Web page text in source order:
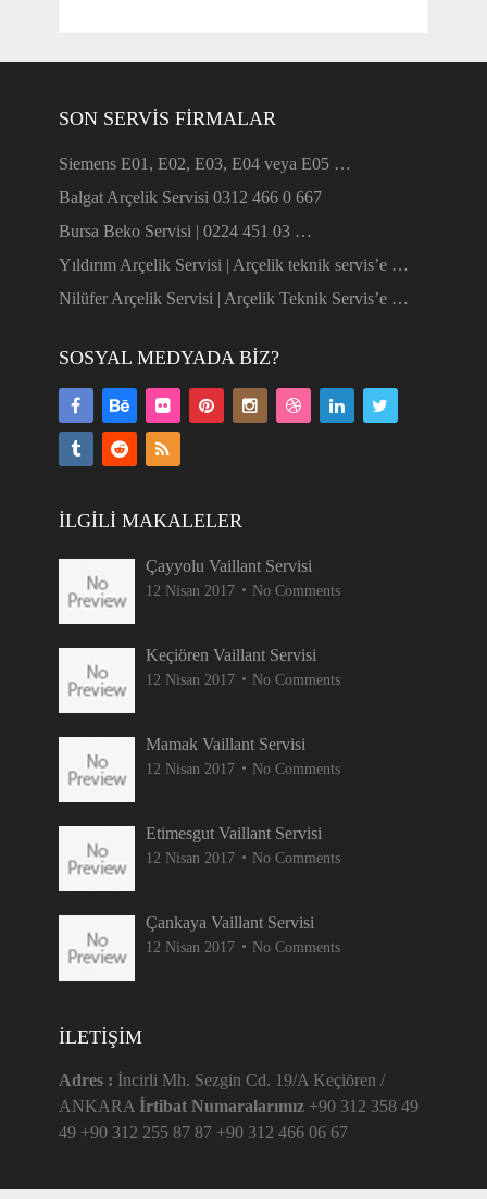
SON SERVIS FIRMALAR
Siemens E01, E02, E03, E04 veya E05 …
Balgat Arçelik Servisi 0312 466 0 667
Bursa Beko Servisi | 0224 451 03 …
Yıldırım Arçelik Servisi | Arçelik teknik servis’e …
Nilüfer Arçelik Servisi | Arçelik Teknik Servis’e …
SOSYAL MEDYADA BIZ?
İLGILI MAKALELER
Çayyolu Vaillant Servisi
12 Nisan 2017 No Comments
Keçiören Vaillant Servisi
12 Nisan 2017 No Comments
Mamak Vaillant Servisi
12 Nisan 2017 No Comments
Etimesgut Vaillant Servisi
12 Nisan 2017 No Comments
Çankaya Vaillant Servisi
12 Nisan 2017 No Comments
İLETIŞIM
Adres : İncirli Mh. Sezgin Cd. 19/A Keçiören /
ANKARA İrtibat Numaralarımız+90 312 358 49
49 +90 312 255 87 87 +90 312 466 06 67